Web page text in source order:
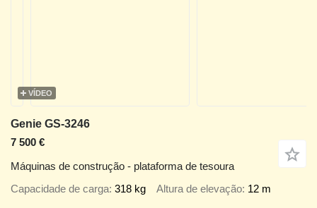
VÍDEO
Genie GS-3246
7 500 €
Máquinas de construção - plataforma de tesoura
Capacidade de carga 318 kg Altura de elevação 12 m